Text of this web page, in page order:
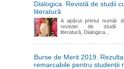
Dialogica. Revistă de studii
literatură
A apărut primul număr
revistei de studii
literatură, Dialogica...
Burse de Merit 2019.
remarcabile pentru studenții